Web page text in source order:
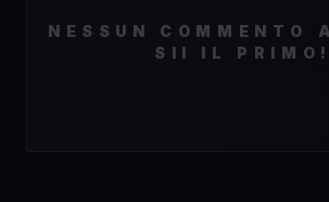
NESSUN COMMENTO
SII IL PRIMO!